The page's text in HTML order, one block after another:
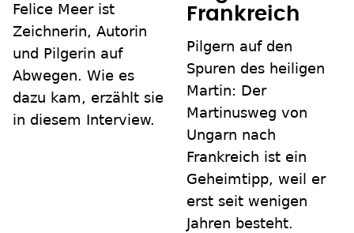
Felice Meer ist
Zeichnerin, Autorin
und Pilgerin auf
Abwegen. Wie es
dazu kam, erzählt sie
in diesem Interview.
Frankreich
Pilgern auf den
Spuren des heiligen
Martin: Der
Martinusweg von
Ungarn nach
Frankreich ist ein
Geheimtipp, weil er
erst seit wenigen
Jahren besteht.